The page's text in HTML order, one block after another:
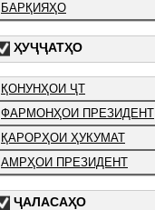
БАРҚИЯҲО
ҲУҶҶАТҲО
ҚОНУНҲОИ ҶТ
ФАРМОНҲОИ ПРЕЗИДЕНТ
ҚАРОРҲОИ ҲУКУМАТ
АМРҲОИ ПРЕЗИДЕНТ
ҶАЛАСАҲО